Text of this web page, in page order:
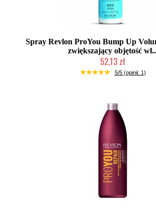
Spray Revlon ProYou Bump Up
zwiększający objętość
52,13 zł
Duża ilość (wysyłka w 24h)
5/5 (opinii: 1)